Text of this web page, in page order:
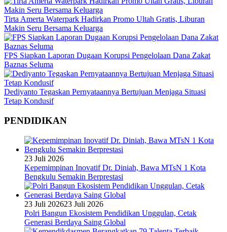
Tirta Amerta Waterpark Hadirkan Promo Ultah Gratis, Liburan
Makin Seru Bersama Keluarga
FPS Siapkan Laporan Dugaan Korupsi Pengelolaan Dana Zakat
Baznas Seluma
Dediyanto Tegaskan Pernyataannya Bertujuan Menjaga Situasi
Tetap Kondusif
PENDIDIKAN
23 Juli 2026
Kepemimpinan Inovatif Dr. Diniah, Bawa MTsN 1 Kota
Bengkulu Semakin Berprestasi
23 Juli 202623 Juli 2026
Polri Bangun Ekosistem Pendidikan Unggulan, Cetak
Generasi Berdaya Saing Global